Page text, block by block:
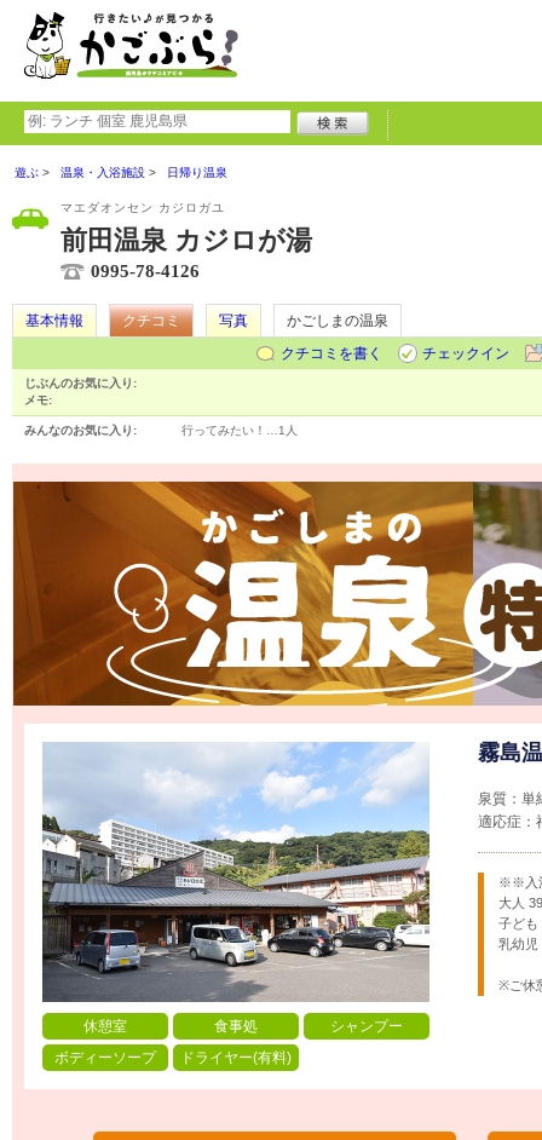
遊ぶ 温泉・入浴施設 日帰り温泉
マエダオンセン カジロガユ
前田温泉 カジロが湯
0995-78-4126
基本情報 クチコミ 写真
かごしまの温泉
クチコミを書く
チェックイン
じぶんのお気に入り:
メモ:
みんなのお気に入り: 行ってみたい！… 1人
霧島
泉質：単
適応症：
※※入
大人
子ども
乳幼児
※ご休
休憩室 食事処
シャンプー
ボディーソープ
ドライヤー(有料)